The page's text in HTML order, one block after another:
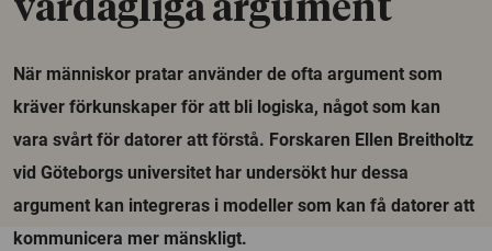
vardagliga argument
När människor pratar använder de ofta argument som
kräver förkunskaper för att bli logiska, något som kan
vara svårt för datorer att förstå. Forskaren Ellen Breitholtz
vid Göteborgs universitet har undersökt hur dessa
argument kan integreras i modeller som kan få datorer att
kommunicera mer mänskligt.